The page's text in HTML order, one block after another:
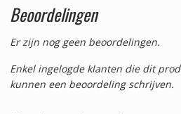
Beoordelingen
Er zijn nog geen beoordelingen.
Enkel ingelogde klanten die dit
kunnen een beoordeling schrijven.